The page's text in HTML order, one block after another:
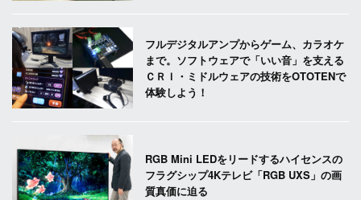
フルデジタルアンプからゲーム、カラオケ
まで。ソフトウェアで「いい音」を支える
ＣＲＩ・ミドルウェアの技術をOTOTENで
体験しよう！
RGB Mini LEDをリードするハイセンスの
フラグシップ4Kテレビ「RGB UXS」の画
質真価に迫る